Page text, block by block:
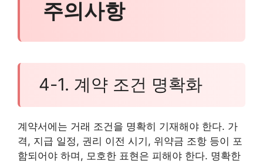
주의사항
4-1. 계약 조건 명확화
계약서에는 거래 조건을 명확히 기재해야 한다. 가
격, 지급 일정, 권리 이전 시기, 위약금 조항 등이 포
함되어야 하며, 모호한 표현은 피해야 한다. 명확한